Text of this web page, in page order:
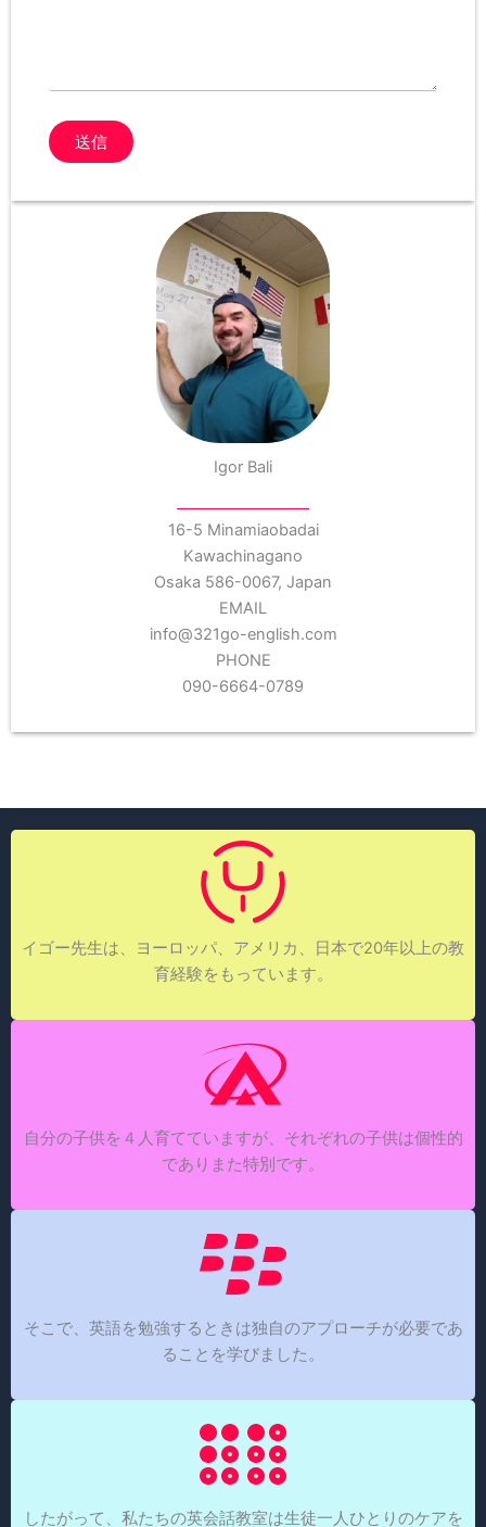
送信
Igor Bali
16-5 Minamiaobadai
Kawachinagano
Osaka 586-0067, Japan
EMAIL
info@321go-english.com
PHONE
090-6664-0789
イゴー先生は、ヨーロッパ、アメリカ、日本で20年以上の教
育経験をもっています。
自分の子供を４人育てていますが、それぞれの子供は個性的
でありまた特別です。
そこで、英語を勉強するときは独自のアプローチが必要であ
ることを学びました。
したがって、私たちの英会話教室は生徒一人ひとりのケアを